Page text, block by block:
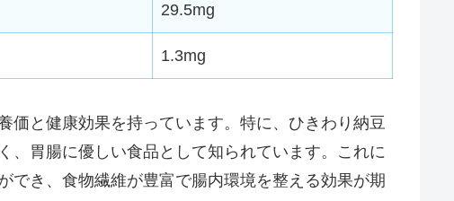
29.5mg
1.3mg
価と健康効果を持っています。特に、ひきわり納豆
、胃腸に優しい食品として知られています。これに
でき、食物繊維が豊富で腸内環境を整える効果が期